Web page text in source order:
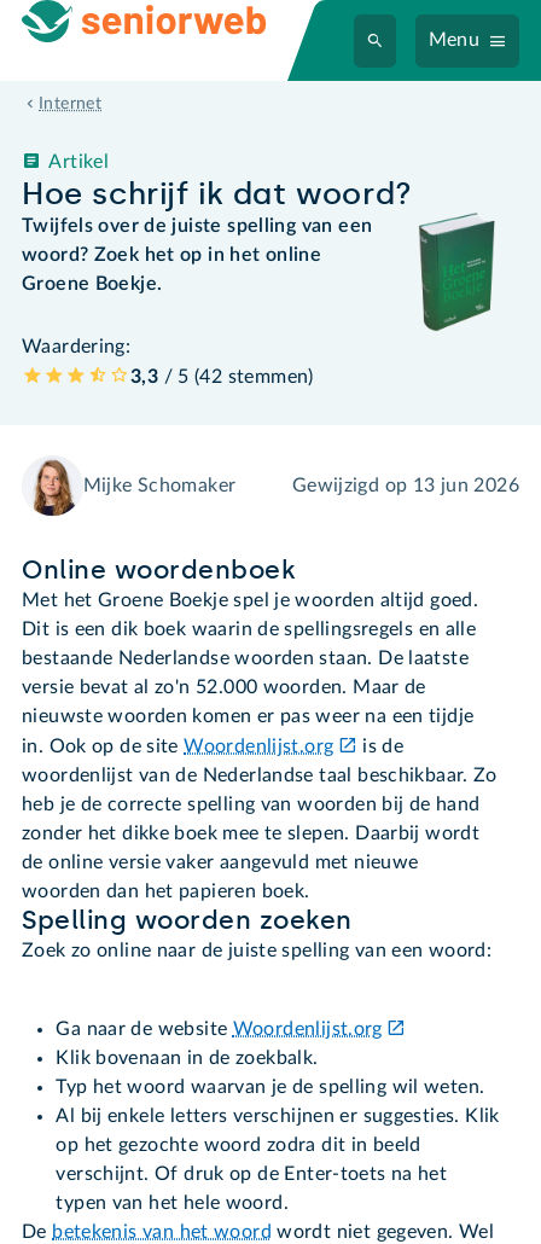
Menu
Internet
Hoe schrijf ik dat woord?
Artikel
Twijfels over de juiste spelling van een
woord? Zoek het op in het online
Groene Boekje.
Waardering:
3,3 / 5 (42 stemmen)
Mijke Schomaker Gewijzigd op 13 jun 2026
Online woordenboek
Met het Groene Boekje spel je woorden altijd goed.
Dit is een dik boek waarin de spellingsregels en alle
bestaande Nederlandse woorden staan. De laatste
versie bevat al zo'n 52.000 woorden. Maar de
nieuwste woorden komen er pas weer na een tijdje
in. Ook op de siteWoordenlijst.org
is de
woordenlijst van de Nederlandse taal beschikbaar. Zo
heb je de correcte spelling van woorden bij de hand
zonder het dikke boek mee te slepen. Daarbij wordt
de online versie vaker aangevuld met nieuwe
woorden dan het papieren boek.
Spelling woorden zoeken
Zoek zo online naar de juiste spelling van een woord:
Ga naar de website Woordenlijst.org
Klik bovenaan in de zoekbalk.
Typ het woord waarvan je de spelling wil weten.
Al bij enkele letters verschijnen er suggesties. Klik
op het gezochte woord zodra dit in beeld
verschijnt. Of druk op de Enter-toets na het
typen van het hele woord.
De betekenis van het woord wordt niet gegeven. Wel